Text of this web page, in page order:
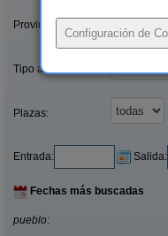
Provincias/Islas:
Tipo alquiler:
Plazas:
Entrada: Salida:
Fechas más buscadas
pueblo: